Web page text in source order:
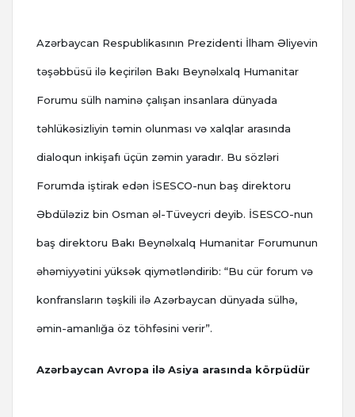
Azərbaycan Respublikasının Prezidenti İlham Əliyevin
təşəbbüsü ilə keçirilən Bakı Beynəlxalq Humanitar
Forumu sülh naminə çalışan insanlara dünyada
təhlükəsizliyin təmin olunması və xalqlar arasında
dialoqun inkişafı üçün zəmin yaradır. Bu sözləri
Forumda iştirak edən İSESCO-nun baş direktoru
Əbdüləziz bin Osman əl-Tüveycri deyib. İSESCO-nun
baş direktoru Bakı Beynəlxalq Humanitar Forumunun
əhəmiyyətini yüksək qiymətləndirib: “Bu cür forum və
konfransların təşkili ilə Azərbaycan dünyada sülhə,
əmin-amanlığa öz töhfəsini verir”.
Azərbaycan Avropa ilə Asiya arasında körpüdür